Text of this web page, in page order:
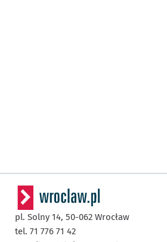
pl. Solny 14, 50-062 Wrocław
tel. 71 776 71 42